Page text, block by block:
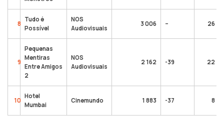
8
Tudo é
Possível
NOS
Audiovisuais
3 006 – 26
9
Pequenas
Mentiras
Entre Amigos
2
NOS
Audiovisuais
2 162 -39 22
10
Hotel
Mumbai
Cinemundo 1 883 -37 8